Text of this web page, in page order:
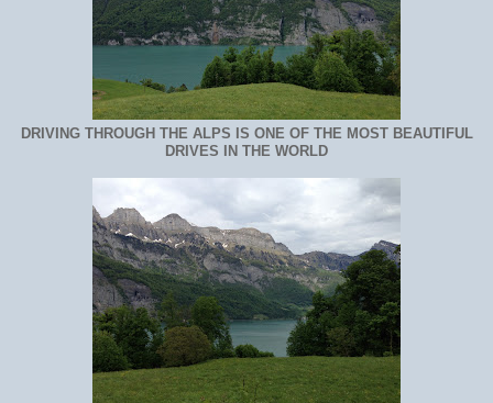
DRIVING THROUGH THE ALPS IS ONE OF THE MOST BEAUTIFUL
DRIVES IN THE WORLD